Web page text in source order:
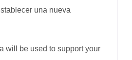
una nueva
will be used to support your